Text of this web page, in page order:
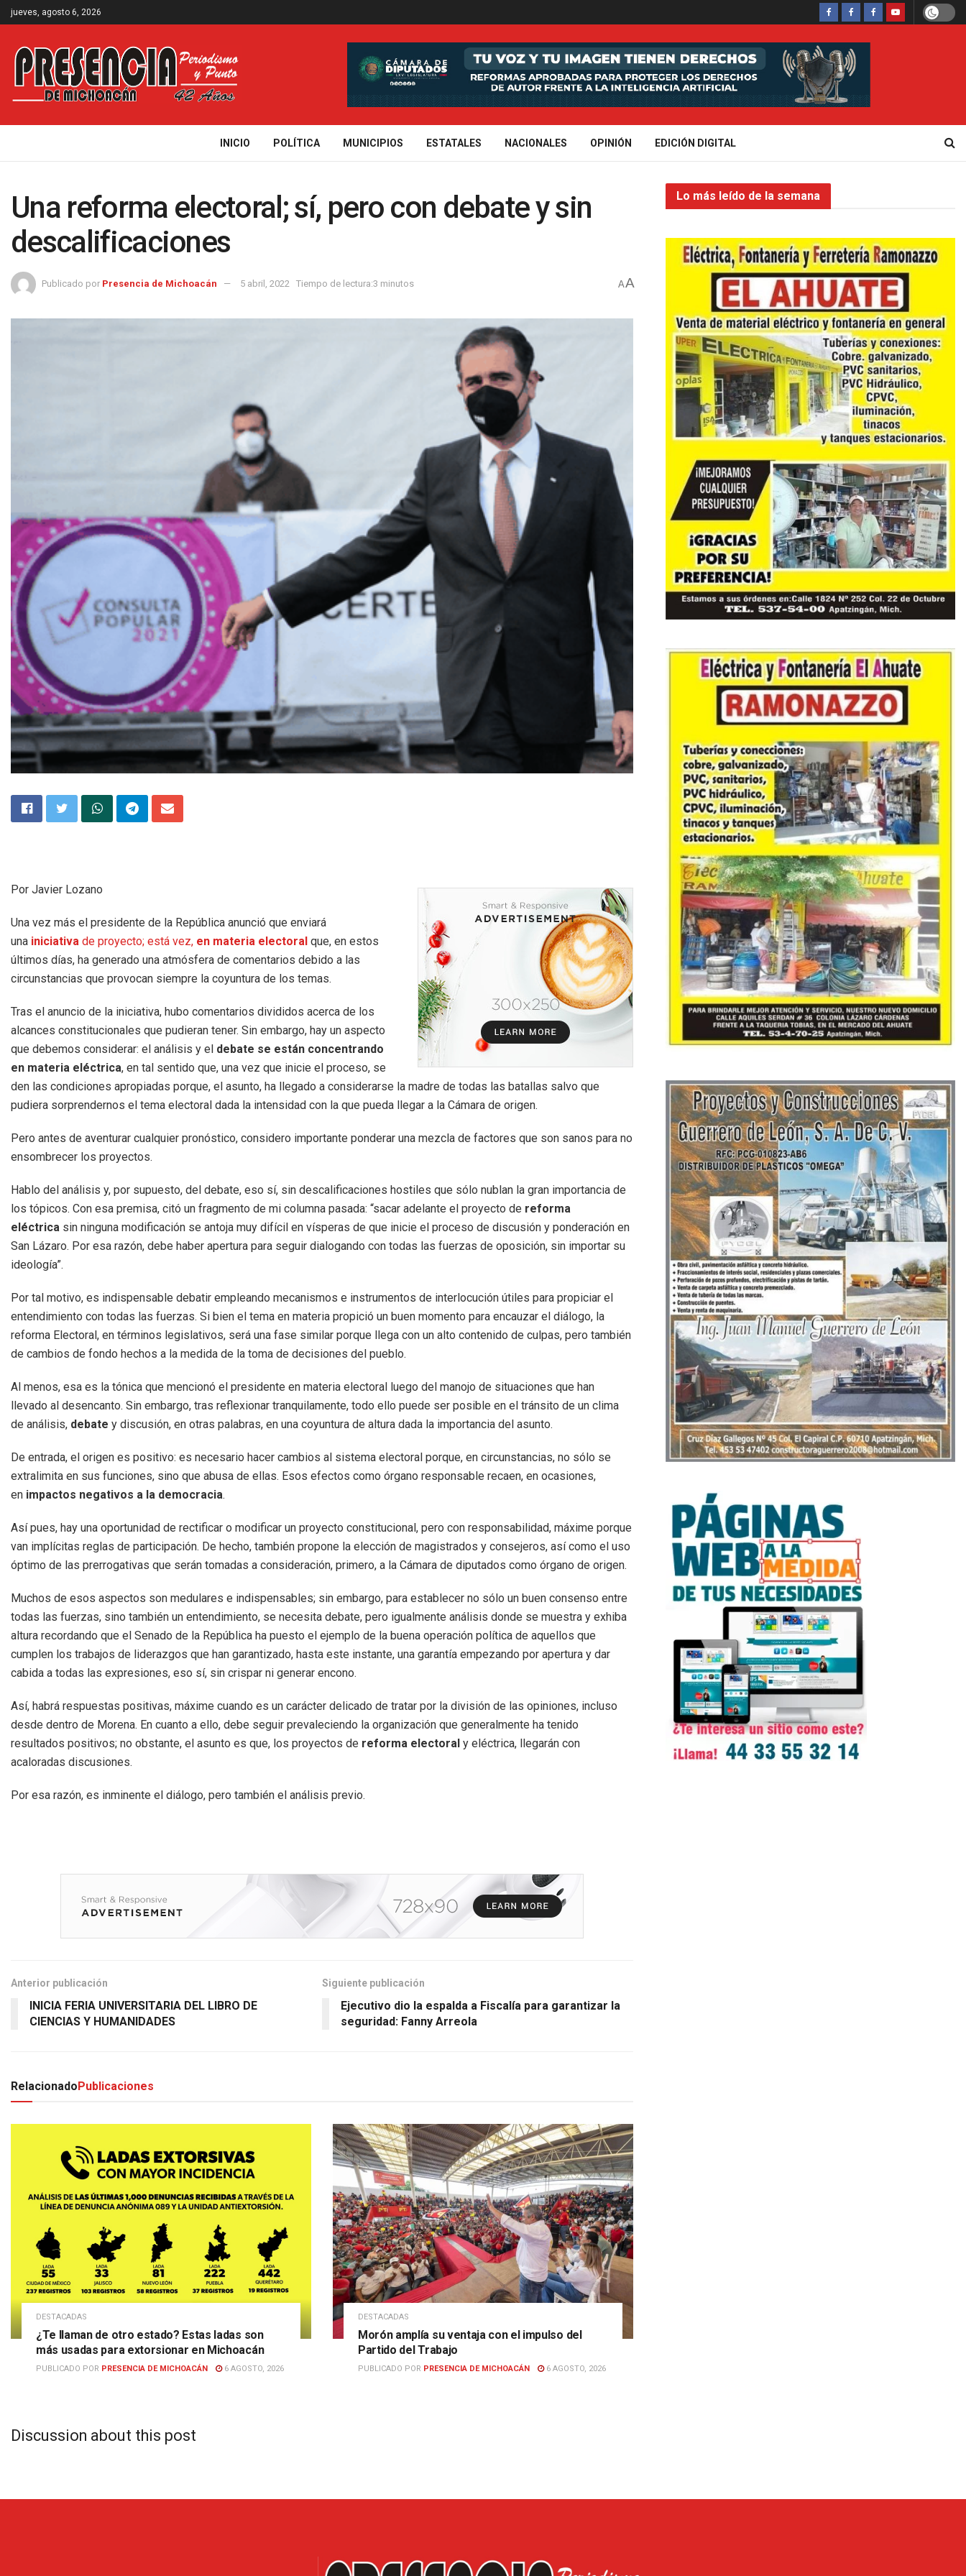
jueves, agosto 6, 2026
INICIO POLÍTICA MUNICIPIOS ESTATALES NACIONALES OPINIÓN EDICIÓN DIGITAL
Una reforma electoral; sí, pero con debate y sin
descalificaciones
Publicado por Presencia de Michoacán 5 abril, 2022 Tiempo de lectura:3 minutos AA
Por Javier Lozano
Una vez más el presidente de la República anunció que enviará
una iniciativa de proyecto; está vez, en materia electoral que, en estos
últimos días, ha generado una atmósfera de comentarios debido a las
circunstancias que provocan siempre la coyuntura de los temas.
Tras el anuncio de la iniciativa, hubo comentarios divididos acerca de los
alcances constitucionales que pudieran tener. Sin embargo, hay un aspecto
que debemos considerar: el análisis y el debate se están concentrando
en materia eléctrica, en tal sentido que, una vez que inicie el proceso, se
den las condiciones apropiadas porque, el asunto, ha llegado a considerarse la madre de todas las batallas salvo que
pudiera sorprendernos el tema electoral dada la intensidad con la que pueda llegar a la Cámara de origen.
Pero antes de aventurar cualquier pronóstico, considero importante ponderar una mezcla de factores que son sanos para no
ensombrecer los proyectos.
Hablo del análisis y, por supuesto, del debate, eso sí, sin descalificaciones hostiles que sólo nublan la gran importancia de
los tópicos. Con esa premisa, citó un fragmento de mi columna pasada: “sacar adelante el proyecto de reforma
eléctrica sin ninguna modificación se antoja muy difícil en vísperas de que inicie el proceso de discusión y ponderación en
San Lázaro. Por esa razón, debe haber apertura para seguir dialogando con todas las fuerzas de oposición, sin importar su
ideología”.
Por tal motivo, es indispensable debatir empleando mecanismos e instrumentos de interlocución útiles para propiciar el
entendimiento con todas las fuerzas. Si bien el tema en materia propició un buen momento para encauzar el diálogo, la
reforma Electoral, en términos legislativos, será una fase similar porque llega con un alto contenido de culpas, pero también
de cambios de fondo hechos a la medida de la toma de decisiones del pueblo.
Al menos, esa es la tónica que mencionó el presidente en materia electoral luego del manojo de situaciones que han
llevado al desencanto. Sin embargo, tras reflexionar tranquilamente, todo ello puede ser posible en el tránsito de un clima
de análisis, debate y discusión, en otras palabras, en una coyuntura de altura dada la importancia del asunto.
De entrada, el origen es positivo: es necesario hacer cambios al sistema electoral porque, en circunstancias, no sólo se
extralimita en sus funciones, sino que abusa de ellas. Esos efectos como órgano responsable recaen, en ocasiones,
en impactos negativos a la democracia.
Así pues, hay una oportunidad de rectificar o modificar un proyecto constitucional, pero con responsabilidad, máxime porque
van implícitas reglas de participación. De hecho, también propone la elección de magistrados y consejeros, así como el uso
óptimo de las prerrogativas que serán tomadas a consideración, primero, a la Cámara de diputados como órgano de origen.
Muchos de esos aspectos son medulares e indispensables; sin embargo, para establecer no sólo un buen consenso entre
todas las fuerzas, sino también un entendimiento, se necesita debate, pero igualmente análisis donde se muestra y exhiba
altura recordando que el Senado de la República ha puesto el ejemplo de la buena operación política de aquellos que
cumplen los trabajos de liderazgos que han garantizado, hasta este instante, una garantía empezando por apertura y dar
cabida a todas las expresiones, eso sí, sin crispar ni generar encono.
Así, habrá respuestas positivas, máxime cuando es un carácter delicado de tratar por la división de las opiniones, incluso
desde dentro de Morena. En cuanto a ello, debe seguir prevaleciendo la organización que generalmente ha tenido
resultados positivos; no obstante, el asunto es que, los proyectos de reforma electoral y eléctrica, llegarán con
acaloradas discusiones.
Por esa razón, es inminente el diálogo, pero también el análisis previo.
Anterior publicación
INICIA FERIA UNIVERSITARIA DEL LIBRO DE
CIENCIAS Y HUMANIDADES
Siguiente publicación
Ejecutivo dio la espalda a Fiscalía para garantizar la
seguridad: Fanny Arreola
RelacionadoPublicaciones
DESTACADAS
¿Te llaman de otro estado? Estas ladas son
más usadas para extorsionar en Michoacán
PUBLICADO POR PRESENCIA DE MICHOACÁN 6 AGOSTO, 2026
DESTACADAS
Morón amplía su ventaja con el impulso del
Partido del Trabajo
PUBLICADO POR PRESENCIA DE MICHOACÁN 6 AGOSTO, 2026
Discussion about this post
Lo más leído de la semana